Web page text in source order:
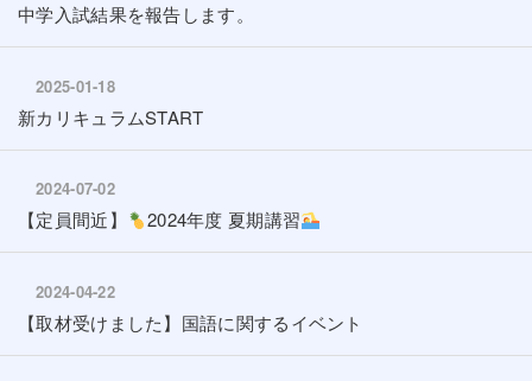
中学入試結果を報告します。
2025-01-18
新カリキュラムSTART
2024-07-02
【定員間近】 2024年度 夏期講習
2024-04-22
【取材受けました】国語に関するイベント